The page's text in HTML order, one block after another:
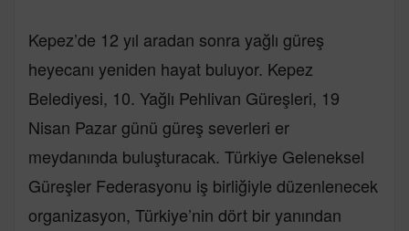
Kepez’de 12 yıl aradan sonra yağlı güreş
heyecanı yeniden hayat buluyor. Kepez
Belediyesi, 10. Yağlı Pehlivan Güreşleri, 19
Nisan Pazar günü güreş severleri er
meydanında buluşturacak. Türkiye Geleneksel
Güreşler Federasyonu iş birliğiyle düzenlenecek
organizasyon, Türkiye’nin dört bir yanından